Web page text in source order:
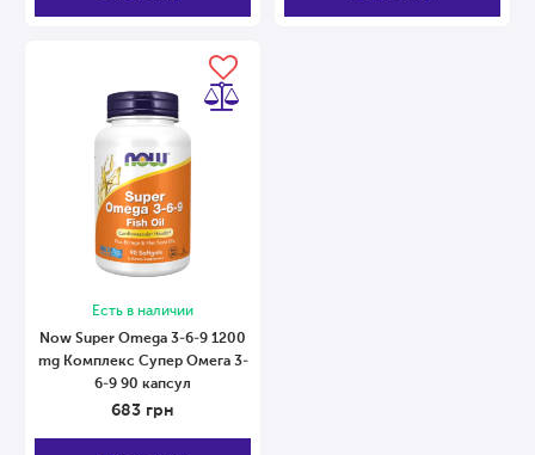
Есть в наличии
Now Super Omega 3-6-9 1200
mg Комплекс Супер Омега 3-
6-9 90 капсул
683 грн